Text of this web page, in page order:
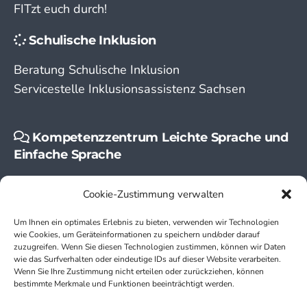
Cookie-Zustimmung verwalten
Um Ihnen ein optimales Erlebnis zu bieten, verwenden wir Technologien
wie Cookies, um Geräteinformationen zu speichern und/oder darauf
zuzugreifen. Wenn Sie diesen Technologien zustimmen, können wir Daten
wie das Surfverhalten oder eindeutige IDs auf dieser Website verarbeiten.
Wenn Sie Ihre Zustimmung nicht erteilen oder zurückziehen, können
bestimmte Merkmale und Funktionen beeinträchtigt werden.
FITzt euch durch!
Schulische Inklusion
Beratung Schulische Inklusion
Servicestelle Inklusionsassistenz Sachsen
Kompetenzzentrum Leichte Sprache und
Einfache Sprache
Einfache Sprache